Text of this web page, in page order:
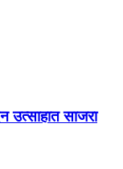
उत्साहात साजरा